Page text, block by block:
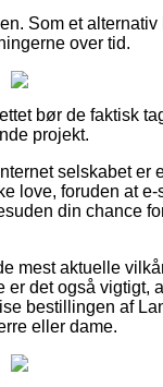
Som et
over tid.
bør de faktisk
projekt.
selskabet
love, foruden at
din chance
mest aktuelle
er det også vigtigt,
bestillingen af
eller dame.